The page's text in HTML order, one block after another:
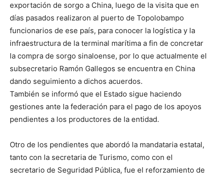
exportación de sorgo a China, luego de la visita que en
días pasados realizaron al puerto de Topolobampo
funcionarios de ese país, para conocer la logística y la
infraestructura de la terminal marítima a fin de concretar
la compra de sorgo sinaloense, por lo que actualmente el
subsecretario Ramón Gallegos se encuentra en China
dando seguimiento a dichos acuerdos.
También se informó que el Estado sigue haciendo
gestiones ante la federación para el pago de los apoyos
pendientes a los productores de la entidad.
Otro de los pendientes que abordó la mandataria estatal,
tanto con la secretaria de Turismo, como con el
secretario de Seguridad Pública, fue el reforzamiento de